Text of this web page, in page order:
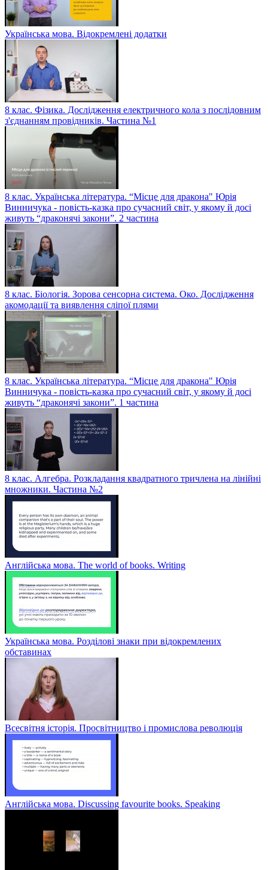
Українська мова. Відокремлені додатки
8 клас. Фізика. Дослідження електричного кола з послідовним
з'єднанням провідників. Частина №1
8 клас. Українська література. “Місце для дракона" Юрія
Винничука - повість-казка про сучасний світ, у якому й досі
живуть “драконячі закони”. 2 частина
8 клас. Біологія. Зорова сенсорна система. Око. Дослідження
акомодації та виявлення сліпої плями
8 клас. Українська література. “Місце для дракона" Юрія
Винничука - повість-казка про сучасний світ, у якому й досі
живуть “драконячі закони”. 1 частина
8 клас. Алгебра. Розкладання квадратного тричлена на лінійні
множники. Частина №2
Англійська мова. The world of books. Writing
Українська мова. Розділові знаки при відокремлених
обставинах
Всесвітня історія. Просвітництво і промислова революція
Англійська мова. Discussing favourite books. Speaking